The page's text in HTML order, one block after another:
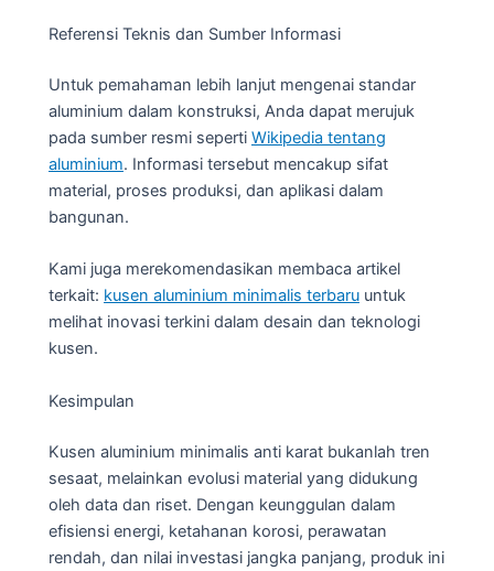
Referensi Teknis dan Sumber Informasi
Untuk pemahaman lebih lanjut mengenai standar
aluminium dalam konstruksi, Anda dapat merujuk
pada sumber resmi seperti Wikipedia tentang
aluminium. Informasi tersebut mencakup sifat
material, proses produksi, dan aplikasi dalam
bangunan.
Kami juga merekomendasikan membaca artikel
terkait: kusen aluminium minimalis terbaru untuk
melihat inovasi terkini dalam desain dan teknologi
kusen.
Kesimpulan
Kusen aluminium minimalis anti karat bukanlah tren
sesaat, melainkan evolusi material yang didukung
oleh data dan riset. Dengan keunggulan dalam
efisiensi energi, ketahanan korosi, perawatan
rendah, dan nilai investasi jangka panjang, produk ini